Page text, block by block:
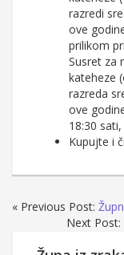
razredi
ove
prilikom
Susret za
kateheze
razreda
ove
18:30
Kupujte i
« Previous Post:
Next Post: